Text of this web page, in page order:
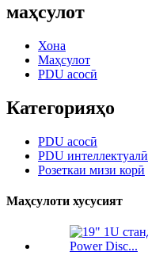
маҳсулот
Хона
Маҳсулот
PDU асосӣ
Категорияҳо
PDU асосӣ
PDU интеллектуалӣ
Розеткаи мизи корӣ
Маҳсулоти хусусият